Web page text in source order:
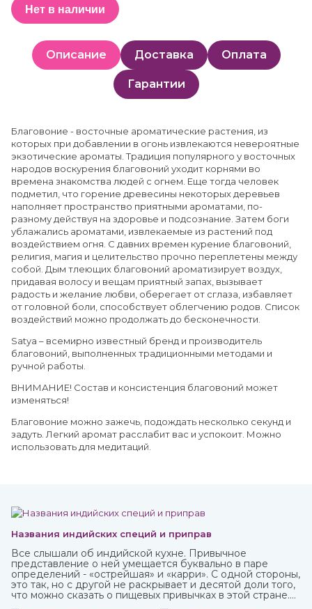
Нет в наличии
Описание Доставка Оплата
Гарантии
Благовоние - восточные ароматические растения, из
которых при добавлении в огонь извлекаются невероятные
экзотические ароматы. Традиция популярного у восточных
народов воскурения благовоний уходит корнями во
времена знакомства людей с огнем. Еще тогда человек
подметил, что горение древесины некоторых деревьев
наполняет пространство приятными ароматами, по-
разному действуя на здоровье и подсознание. Затем боги
ублажались ароматами, извлекаемые из растений под
воздействием огня. С давних времен курение благовоний,
религия, магия и целительство прочно переплетены между
собой. Дым тлеющих благовоний ароматизирует воздух,
придавая волосу и вещам приятный запах, вызывает
радость и желание любви, оберегает от сглаза, избавляет
от головной боли, способствует облегчению родов. Список
воздействий можно продолжать до бесконечности.
Satya – всемирно известный бренд и производитель
благовоний, выполненных традиционными методами и
ручной работы.
ВНИМАНИЕ! Состав и консистенция благовоний может
изменяться!
Благовоние можно зажечь, подождать несколько секунд и
задуть. Легкий аромат расслабит вас и успокоит. Можно
использовать для медитаций.
Названия индийских специй и приправ
Все слышали об индийской кухне. Привычное
представление о ней умещается буквально в паре
определений - «острейшая» и «карри». С одной стороны,
это так, но с другой не раскрывает и десятой доли того,
что можно сказать о пищевых привычках в этой стране.